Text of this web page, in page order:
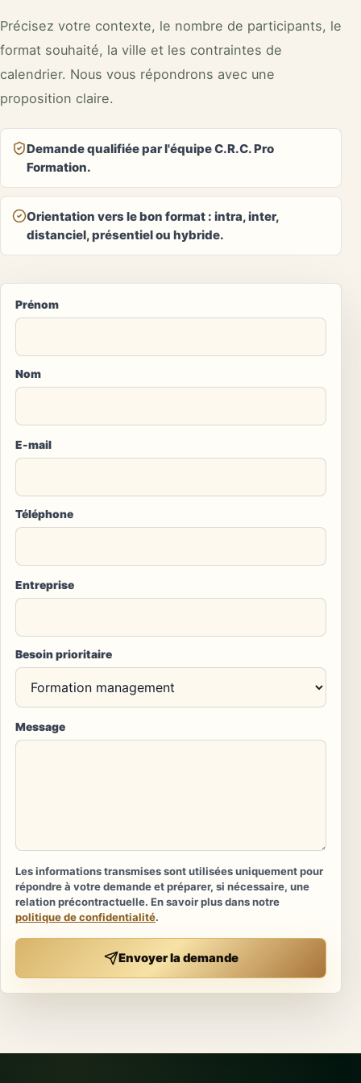
Précisez votre contexte, le nombre de participants, le
format souhaité, la ville et les contraintes de
calendrier. Nous vous répondrons avec une
proposition claire.
Demande qualifiée par l'équipe C.R.C. Pro
Formation.
Orientation vers le bon format : intra, inter,
distanciel, présentiel ou hybride.
Prénom
Nom
E-mail
Téléphone
Entreprise
Besoin prioritaire
Message
Les informations transmises sont utilisées uniquement pour
répondre à votre demande et préparer, si nécessaire, une
relation précontractuelle. En savoir plus dans notre
politique de confidentialité.
Envoyer la demande